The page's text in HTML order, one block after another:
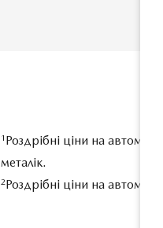
1 Роздрібні ціни на
металік.
2Роздрібні ціни на